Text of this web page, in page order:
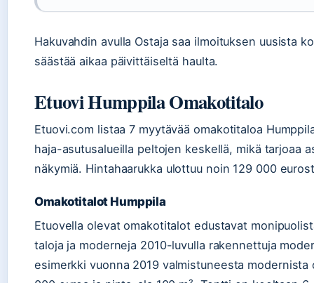
Hakuvahdin avulla Ostaja saa ilmoituksen uusista
säästää aikaa päivittäiseltä haulta.
Etuovi Humppila Omakotitalo
Etuovi.com listaa 7 myytävää omakotitaloa
haja-asutusalueilla peltojen keskellä, mikä tarjoaa
näkymiä. Hintahaarukka ulottuu noin 129 000
Omakotitalot Humppila
Etuovella olevat omakotitalot edustavat
taloja ja moderneja 2010-luvulla rakennettuja
esimerkki vuonna 2019 valmistuneesta